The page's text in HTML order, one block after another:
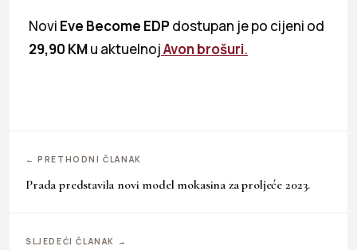
Novi Eve Become EDPdostupan je po cijeni od
29,90 KMu aktuelnojAvon brošuri.
← PRETHODNI ČLANAK
Prada predstavila novi model mokasina za proljeće 2023.
SLJEDEĆI ČLANAK →